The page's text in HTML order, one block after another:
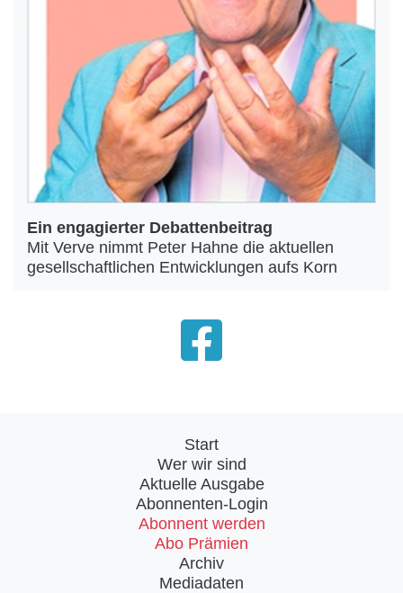
Ein engagierter Debattenbeitrag
Mit Verve nimmt Peter Hahne die aktuellen
gesellschaftlichen Entwicklungen aufs Korn
Start
Wer wir sind
Aktuelle Ausgabe
Abonnenten-Login
Abonnent werden
Abo Prämien
Archiv
Mediadaten